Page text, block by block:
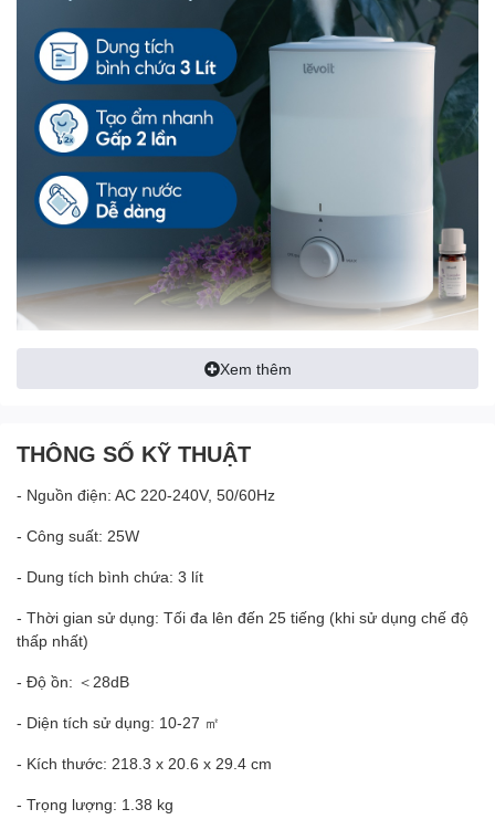
Xem thêm
THÔNG SỐ KỸ THUẬT
- Nguồn điện: AC 220-240V, 50/60Hz
- Công suất: 25W
- Dung tích bình chứa: 3 lít
- Thời gian sử dụng: Tối đa lên đến 25 tiếng (khi sử dụng chế độ
thấp nhất)
- Độ ồn: ＜28dB
- Diện tích sử dụng: 10-27 ㎡
- Kích thước: 218.3 x 20.6 x 29.4 cm
- Trọng lượng: 1.38 kg